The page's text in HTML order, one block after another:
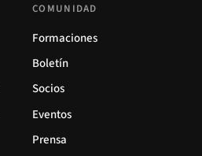
COMUNIDAD
Formaciones
Boletín
Socios
Eventos
Prensa